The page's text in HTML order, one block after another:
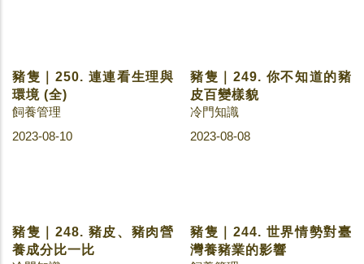
環境 (全)
飼養管理
皮百變樣貌
冷門知識